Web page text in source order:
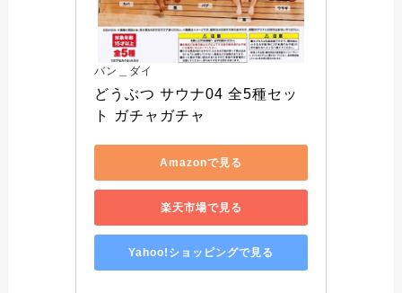
バン＿ダイ
どうぶつ サウナ04 全5種セッ
ト ガチャガチャ
Amazonで見る
楽天市場で見る
Yahoo!ショッピングで見る